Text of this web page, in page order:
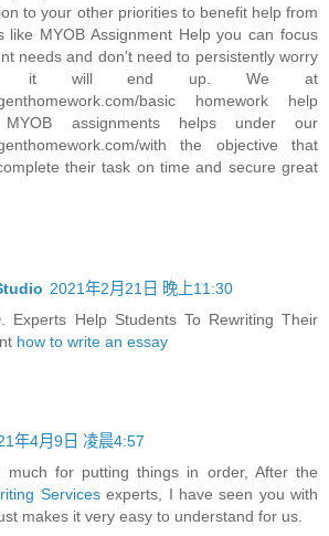
to your other priorities to benefit help from
like MYOB Assignment Help you can focus
needs and don't need to persistently worry
it will end up. We at
basic homework help
assignments helps under our
with the objective that
their task on time and secure great
2021年2月21日 晚上11:30
Experts Help Students To Rewriting Their
how to write an essay
年4月9日 凌晨4:57
much for putting things in order, After the
Servicesexperts, I have seen you with
makes it very easy to understand for us.